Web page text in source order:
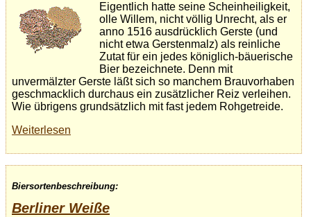
Eigentlich hatte seine Scheinheiligkeit,
olle Willem, nicht völlig Unrecht, als er
anno 1516 ausdrücklich Gerste (und
nicht etwa Gerstenmalz) als reinliche
Zutat für ein jedes königlich-bäuerische
Bier bezeichnete. Denn mit
unvermälzter Gerste läßt sich so manchem Brauvorhaben
geschmacklich durchaus ein zusätzlicher Reiz verleihen.
Wie übrigens grundsätzlich mit fast jedem Rohgetreide.
Weiterlesen
Biersortenbeschreibung:
Berliner Weiße